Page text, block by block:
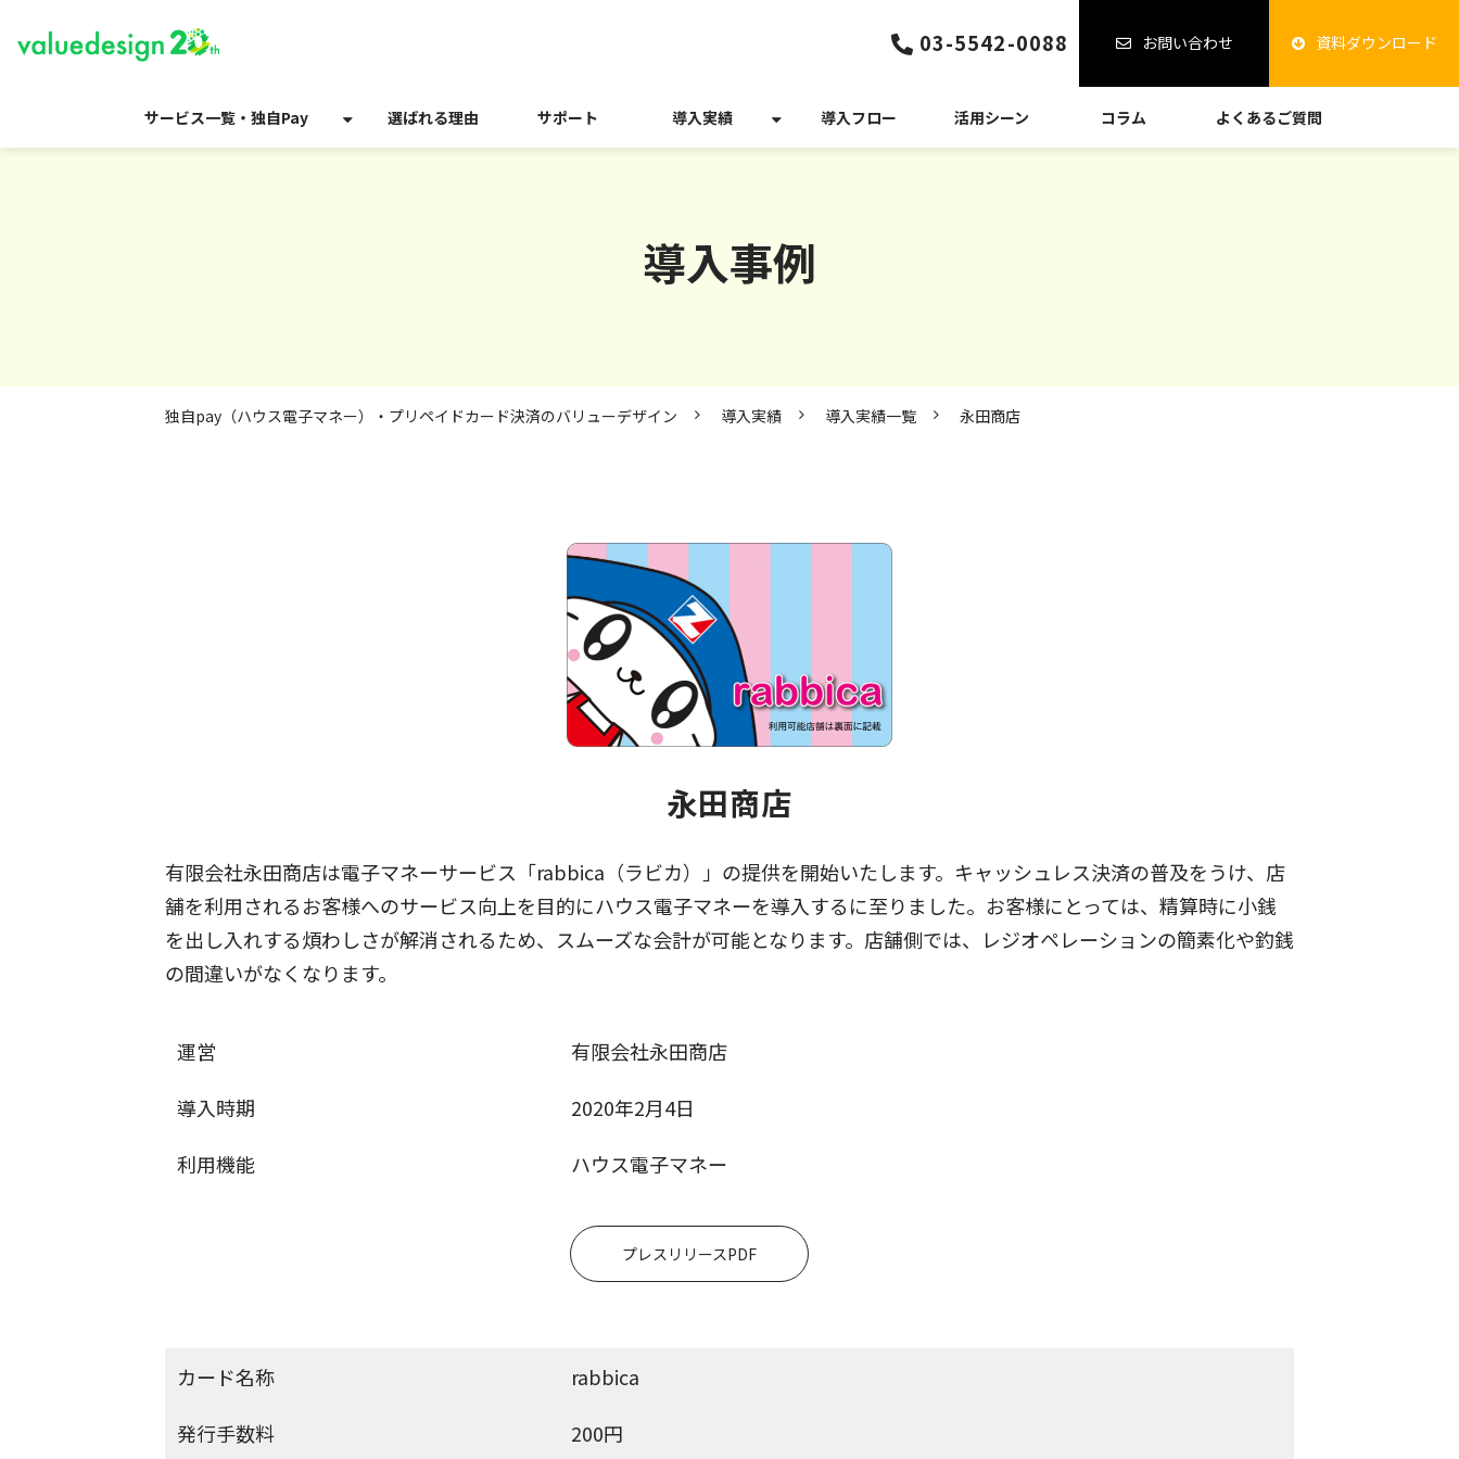
03-5542-0088 お問い合わせ 資料ダウンロード
サービス一覧・独自Pay 選ばれる理由 サポート 導入実績 導入フロー 活用シーン コラム よくあるご質問
導入事例
独自pay（ハウス電子マネー）・プリペイドカード決済のバリューデザイン 導入実績 導入実績一覧 永田商店
永田商店
有限会社永田商店は電子マネーサービス「rabbica（ラビカ）」の提供を開始いたします。キャッシュレス決済の普及をうけ、店
舗を利用されるお客様へのサービス向上を目的にハウス電子マネーを導入するに至りました。お客様にとっては、精算時に小銭
を出し入れする煩わしさが解消されるため、スムーズな会計が可能となります。店舗側では、レジオペレーションの簡素化や釣銭
の間違いがなくなります。
運営
有限会社永田商店
導入時期
2020年2月4日
利用機能
ハウス電子マネー
プレスリリースPDF
カード名称
rabbica
発行手数料
200円